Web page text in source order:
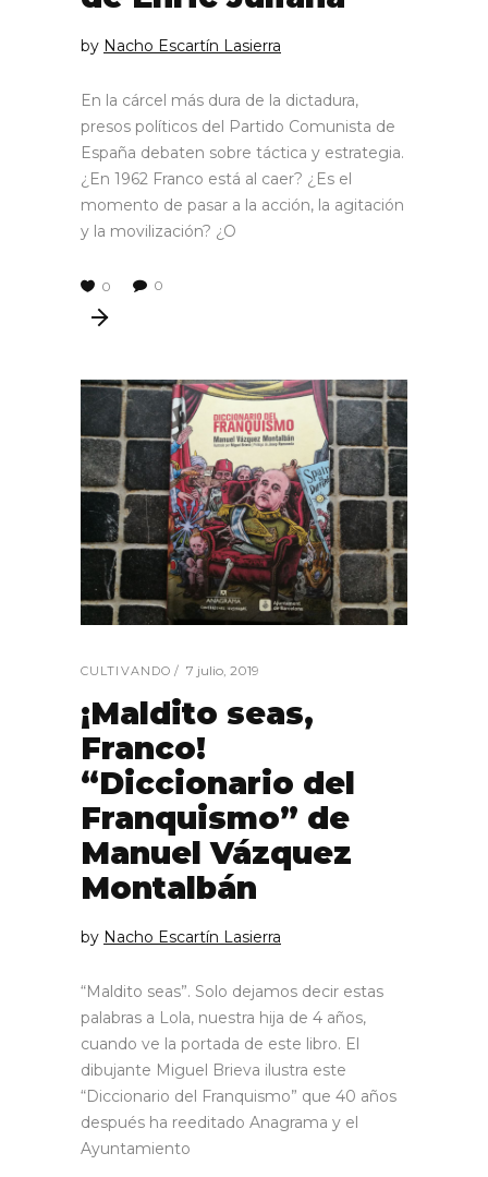
by Nacho Escartín Lasierra
En la cárcel más dura de la dictadura,
presos políticos del Partido Comunista de
España debaten sobre táctica y estrategia.
¿En 1962 Franco está al caer? ¿Es el
momento de pasar a la acción, la agitación
y la movilización? ¿O
0 0
CULTIVANDO 7 julio, 2019
¡Maldito seas,
Franco!
“Diccionario del
Franquismo” de
Manuel Vázquez
Montalbán
by Nacho Escartín Lasierra
“Maldito seas”. Solo dejamos decir estas
palabras a Lola, nuestra hija de 4 años,
cuando ve la portada de este libro. El
dibujante Miguel Brieva ilustra este
“Diccionario del Franquismo” que 40 años
después ha reeditado Anagrama y el
Ayuntamiento